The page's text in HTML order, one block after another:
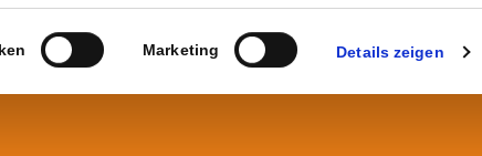
Marketing Details zeigen